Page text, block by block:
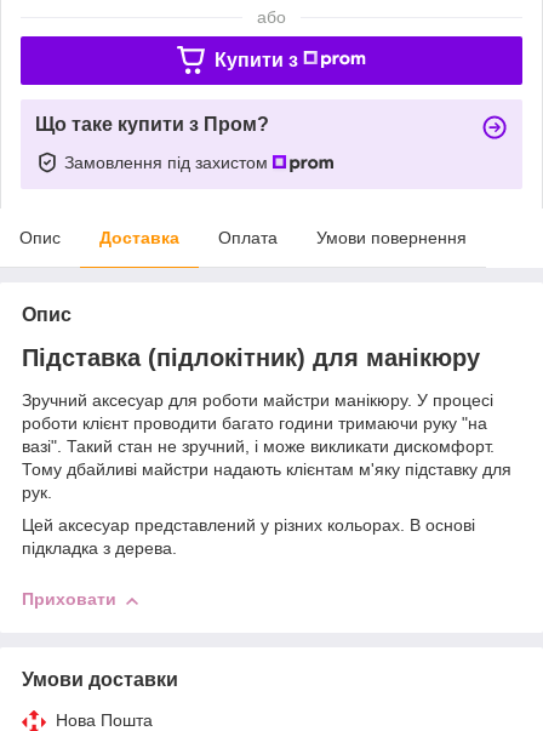
або
Купити з
Що таке купити з Пром?
Замовлення під захистом
Опис Доставка Оплата Умови повернення
Опис
Підставка (підлокітник) для манікюру
Зручний аксесуар для роботи майстри манікюру. У процесі
роботи клієнт проводити багато години тримаючи руку "на
вазі". Такий стан не зручний, і може викликати дискомфорт.
Тому дбайливі майстри надають клієнтам м'яку підставку для
рук.
Цей аксесуар представлений у різних кольорах. В основі
підкладка з дерева.
Приховати
Умови доставки
Нова Пошта